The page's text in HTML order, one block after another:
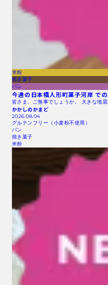
米粉
焼き菓子
パン
今週の日本橋人形町菓子河岸 で
皆さま、ご無事でしょうか。 大きな地
かかしのかまど
2026.08.04
グルテンフリー（小麦粉不使用）
パン
焼き菓子
米粉